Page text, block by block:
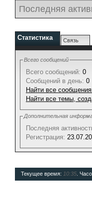
Последняя
Статистика Связь
Всего сообщений
Всего сообщений: 0
Сообщений в день: 0
Найти все
Найти все темы,
Дополнительная
Последняя
Регистрация:
Текущее время: 10:35 .